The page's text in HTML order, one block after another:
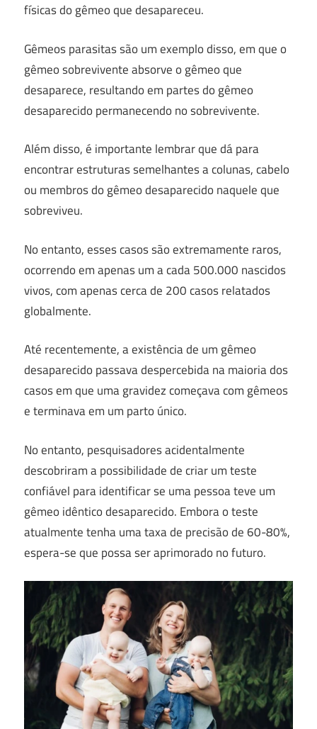
físicas do gêmeo que desapareceu.
Gêmeos parasitas são um exemplo disso, em que o
gêmeo sobrevivente absorve o gêmeo que
desaparece, resultando em partes do gêmeo
desaparecido permanecendo no sobrevivente.
Além disso, é importante lembrar que dá para
encontrar estruturas semelhantes a colunas, cabelo
ou membros do gêmeo desaparecido naquele que
sobreviveu.
No entanto, esses casos são extremamente raros,
ocorrendo em apenas um a cada 500.000 nascidos
vivos, com apenas cerca de 200 casos relatados
globalmente.
Até recentemente, a existência de um gêmeo
desaparecido passava despercebida na maioria dos
casos em que uma gravidez começava com gêmeos
e terminava em um parto único.
No entanto, pesquisadores acidentalmente
descobriram a possibilidade de criar um teste
confiável para identificar se uma pessoa teve um
gêmeo idêntico desaparecido. Embora o teste
atualmente tenha uma taxa de precisão de 60-80%,
espera-se que possa ser aprimorado no futuro.